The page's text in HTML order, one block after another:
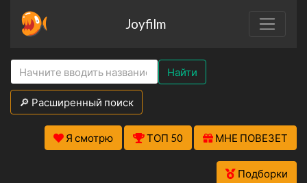
Joyfilm
Найти
🔎 Расширенный поиск
Я смотрю ТОП 50 МНЕ ПОВЕЗЕТ
Подборки